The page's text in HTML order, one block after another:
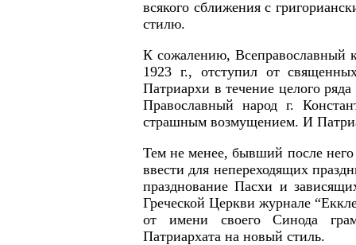
всякого сближения с
стилю.
К сожалению, Всеправославный
1923 г., отступил от
Патриархи в течение целого
Православный народ г.
страшным возмущением. И
Тем не менее, бывший после
ввести для непереходящих
празднование Пасхи и
Греческой Церкви журнале
от имени своего Синода
Патриархата на новый стиль.